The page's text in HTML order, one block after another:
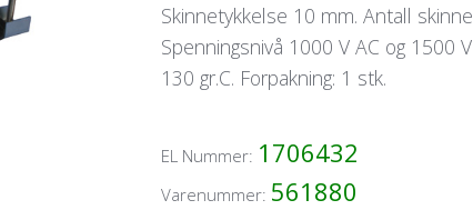
Skinnetykkelse 10 mm. Antall
Spenningsnivå 1000 V AC og 1500
130 gr.C. Forpakning: 1 stk.
EL Nummer: 1706432
Varenummer: 561880